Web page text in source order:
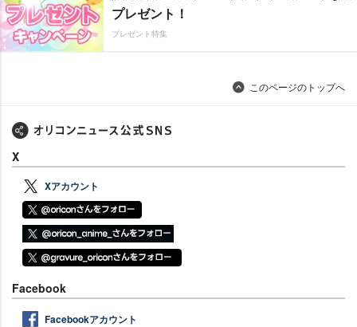
プレゼント！
プレゼント特集
このページのトップへ
X
Xアカウント
Facebook
Facebookアカウント